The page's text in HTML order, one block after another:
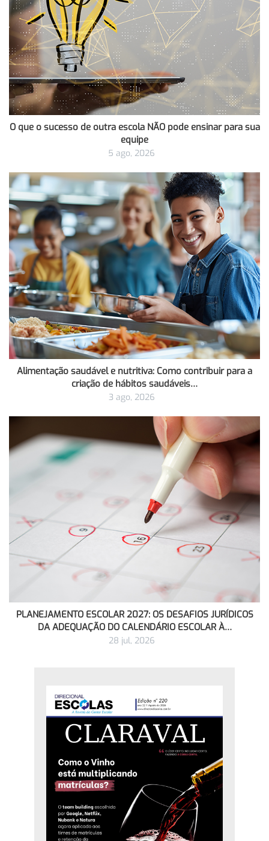
O que o sucesso de outra escola NÃO pode ensinar para sua
equipe
5 ago, 2026
Alimentação saudável e nutritiva: Como contribuir para a
criação de hábitos saudáveis…
3 ago, 2026
PLANEJAMENTO ESCOLAR 2027: OS DESAFIOS JURÍDICOS
DA ADEQUAÇÃO DO CALENDÁRIO ESCOLAR À…
28 jul, 2026